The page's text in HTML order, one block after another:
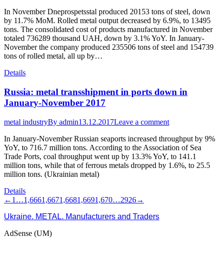
In November Dneprospetsstal produced 20153 tons of steel, down
by 11.7% MoM. Rolled metal output decreased by 6.9%, to 13495
tons. The consolidated cost of products manufactured in November
totaled 736289 thousand UAH, down by 3.1% YoY. In January-
November the company produced 235506 tons of steel and 154739
tons of rolled metal, all up by…
Details
Russia: metal transshipment in ports down in
January-November 2017
metal industryBy admin13.12.2017Leave a comment
In January-November Russian seaports increased throughput by 9%
YoY, to 716.7 million tons. According to the Association of Sea
Trade Ports, coal throughput went up by 13.3% YoY, to 141.1
million tons, while that of ferrous metals dropped by 1.6%, to 25.5
million tons. (Ukrainian metal)
Details
← 1 …1,6661,6671,6681,6691,670…2926→
Ukraine. METAL. Manufacturers and Traders
AdSense (UM)